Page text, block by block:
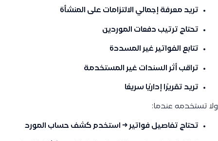
تريد معرفة إجمالي الالتزامات على المنشأة
تحتاج ترتيب دفعات الموردين
تتابع الفواتير غير المسددة
تراقب أثر السندات غير المستخدمة
تريد تقريرًا إداريًا سريعًا
ولا تستخدمه عندما:
تحتاج تفاصيل فواتير → استخدم كشف حساب المورد